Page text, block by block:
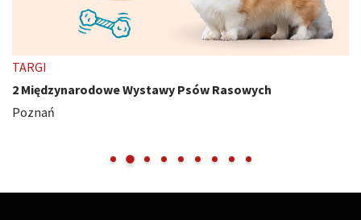
TARGI
2 Międzynarodowe Wystawy Psów Rasowych
Poznań